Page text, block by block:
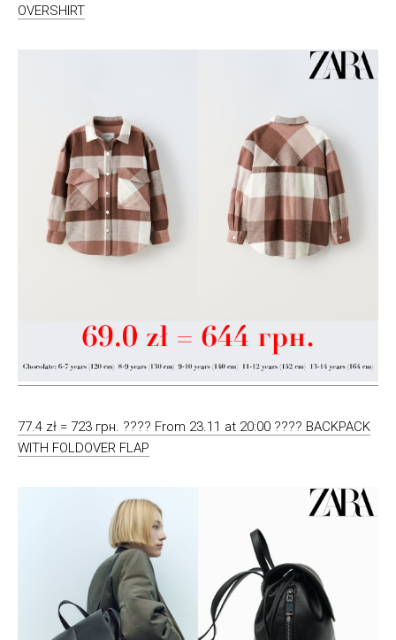
OVERSHIRT
77.4 zł = 723 грн. ???? From 23.11 at 20:00 ???? BACKPACK
WITH FOLDOVER FLAP